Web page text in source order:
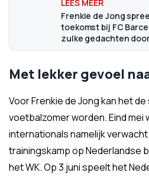
Frenkie de Jong
toekomst bij FC
zulke gedachten
Met lekker gevoel
Voor Frenkie de Jong kan het
voetbalzomer worden. Eind mei
internationals namelijk
trainingskamp op Nederlandse
het WK. Op 3 juni speelt het